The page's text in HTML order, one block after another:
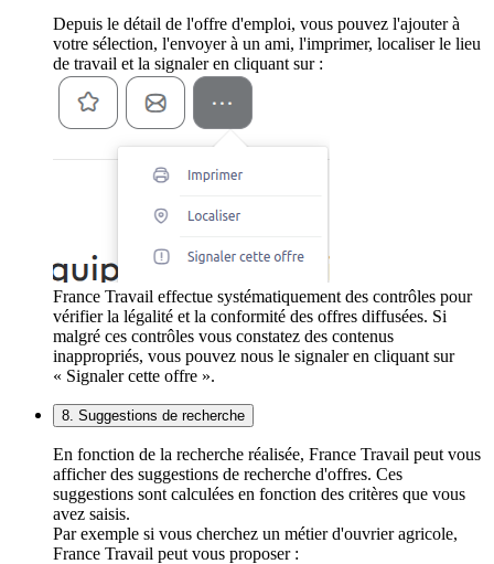
Depuis le détail de l'offre d'emploi, vous pouvez l'ajouter à
votre sélection, l'envoyer à un ami, l'imprimer, localiser le lieu
de travail et la signaler en cliquant sur :
France Travail effectue systématiquement des contrôles pour
vérifier la légalité et la conformité des offres diffusées. Si
malgré ces contrôles vous constatez des contenus
inappropriés, vous pouvez nous le signaler en cliquant sur
« Signaler cette offre ».
8. Suggestions de recherche
En fonction de la recherche réalisée, France Travail peut vous
afficher des suggestions de recherche d'offres. Ces
suggestions sont calculées en fonction des critères que vous
avez saisis.
Par exemple si vous cherchez un métier d'ouvrier agricole,
France Travail peut vous proposer :